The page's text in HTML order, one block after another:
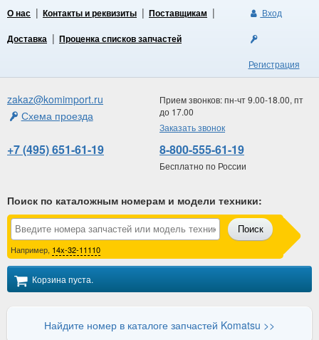
О нас Контакты и реквизиты
Поставщикам
Доставка
Проценка списков запчастей
Вход
Регистрация
zakaz@komimport.ru
Схема проезда
Прием звонков: пн-чт 9.00-18.00, пт
до 17.00
Заказать звонок
+7 (495) 651-61-19 8-800-555-61-19
Бесплатно по России
Поиск по каталожным номерам и модели техники:
Поиск
Например, 14x-32-11110
Корзина пуста.
Найдите номер в каталоге запчастей Komatsu >>